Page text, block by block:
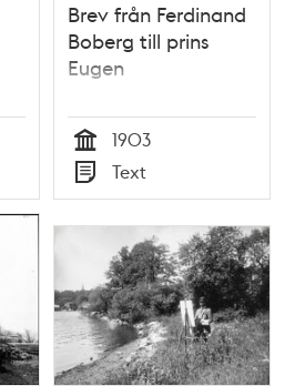
Brev från Ferdinand
Boberg till prins
Eugen
Tid
1903
Typ
Text